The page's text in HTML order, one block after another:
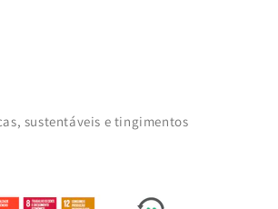
sustentáveis e tingimentos